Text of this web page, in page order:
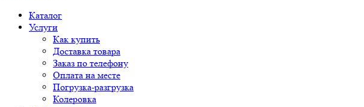
Каталог
Услуги
Как купить
Доставка товара
Заказ по телефону
Оплата на месте
Погрузка-разгрузка
Колеровка